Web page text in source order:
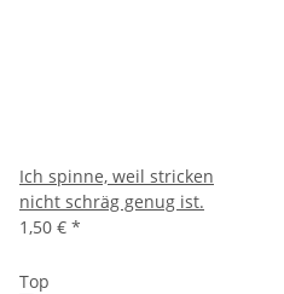
Ich spinne, weil stricken
nicht schräg genug ist.
1,50 € *
Top